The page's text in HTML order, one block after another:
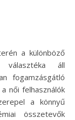
választéka áll
fogamzásgátló
női felhasználók
a könnyű
összetevők